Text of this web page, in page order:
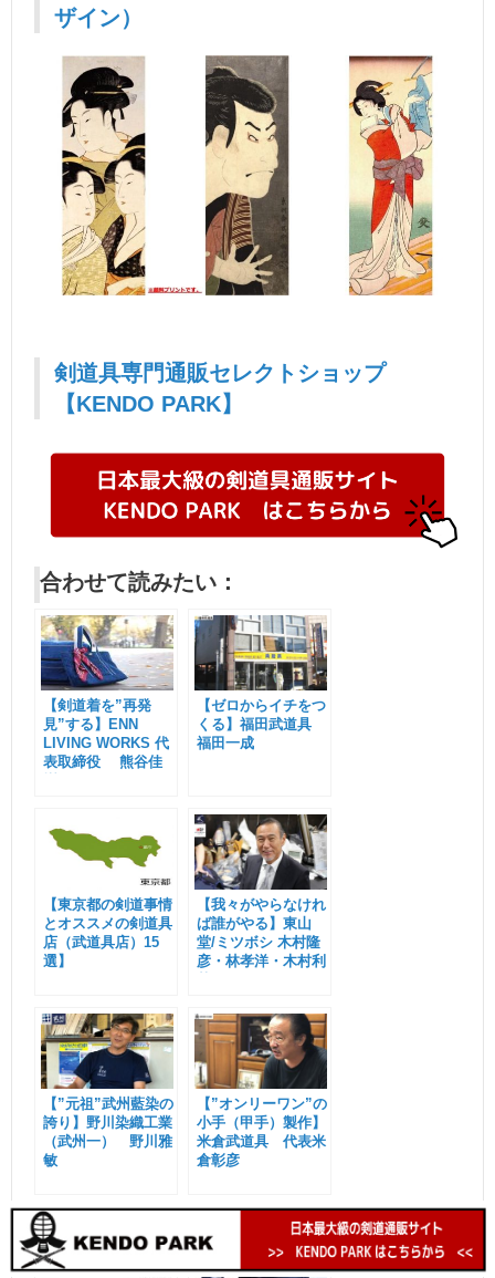
ザイン）
剣道具専門通販セレクトショップ
【KENDO PARK】
合わせて読みたい：
【剣道着を”再発
見”する】ENN
LIVING WORKS 代
表取締役 熊谷佳
【ゼロからイチをつ
くる】福田武道具
福田一成
【東京都の剣道事情
とオススメの剣道具
店（武道具店）15
選】
【我々がやらなけれ
ば誰がやる】東山
堂/ミツボシ 木村隆
彦・林孝洋・木村利
【”元祖”武州藍染の
誇り】野川染織工業
（武州一） 野川雅
敏
【”オンリーワン”の
小手（甲手）製作】
米倉武道具 代表米
倉彰彦